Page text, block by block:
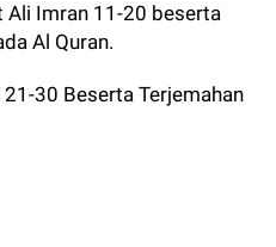
Ali Imran 11-20 beserta
Al Quran.
30 Beserta Terjemahan